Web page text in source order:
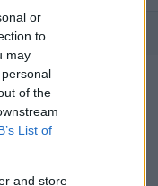
or
to
may
of the
List of
and store